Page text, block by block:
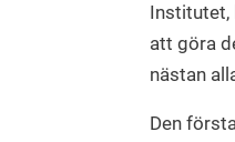
Institutet,
att göra
nästan
Den